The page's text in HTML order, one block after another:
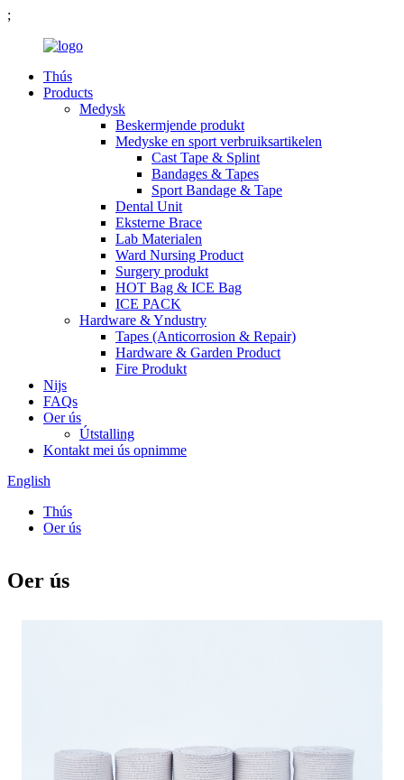
;
Thús
Products
Medysk
Beskermjende produkt
Medyske en sport verbruiksartikelen
Cast Tape & Splint
Bandages & Tapes
Sport Bandage & Tape
Dental Unit
Eksterne Brace
Lab Materialen
Ward Nursing Product
Surgery produkt
HOT Bag & ICE Bag
ICE PACK
Hardware & Yndustry
Tapes (Anticorrosion & Repair)
Hardware & Garden Product
Fire Produkt
Nijs
FAQs
Oer ús
Útstalling
Kontakt mei ús opnimme
English
Thús
Oer ús
Oer ús